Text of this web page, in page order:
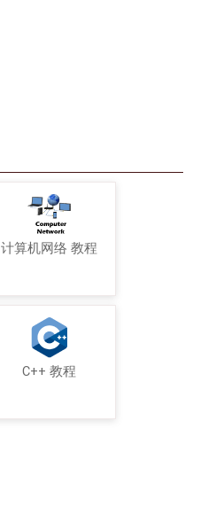
计算机网络 教程
C++ 教程